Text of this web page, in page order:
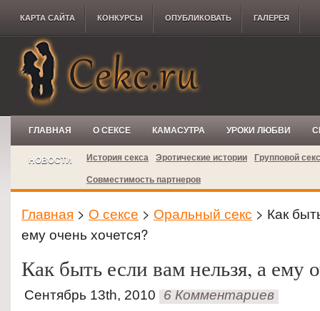
КАРТА САЙТА КОНКУРCЫ ОПУБЛИКОВАТЬ ГАЛЕРЕЯ
ГЛАВНАЯ О СЕКСЕ КАМАСУТРА УРОКИ ЛЮБВИ
НОВОСТИ История секса Эротические истории Групповой секс
Совместимость партнеров
Главная > О сексе > Оральный секс > Как
ему очень хочется?
Как быть если вам нельзя, а ему
Сентябрь 13th, 2010 6 Комментариев